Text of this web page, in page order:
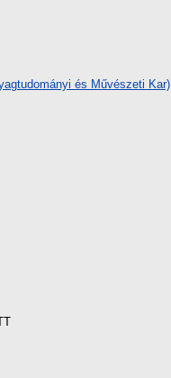
és Művészeti Kar)